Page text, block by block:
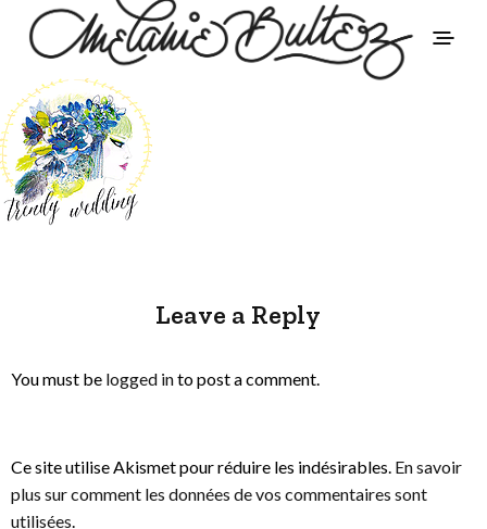
Leave a Reply
You must be logged into post a comment.
Ce site utilise Akismet pour réduire les indésirables. En savoir
plus sur comment les données de vos commentaires sont
utilisées.